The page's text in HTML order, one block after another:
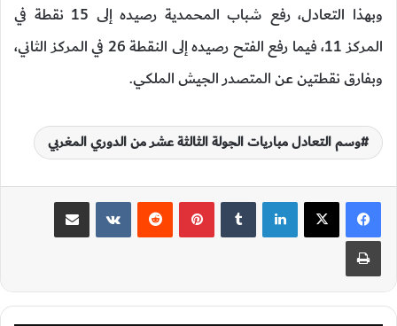
وبهذا التعادل، رفع شباب المحمدية رصيده إلى 15 نقطة في
المركز 11، فيما رفع الفتح رصيده إلى النقطة 26 في المركز الثاني،
وبفارق نقطتين عن المتصدر الجيش الملكي.
وسم التعادل مباريات الجولة الثالثة عشر من الدوري المغربي
لينكدإن بينتيريست